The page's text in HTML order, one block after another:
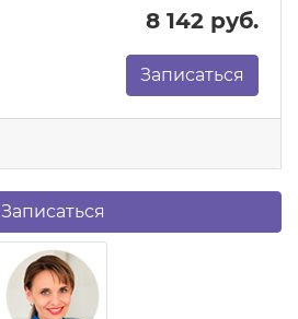
8 142 руб.
Записаться
Записаться